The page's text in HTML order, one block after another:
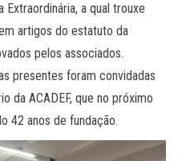
a qual trouxe
artigos do estatuto da
pelos associados.
presentes foram convidadas
da ACADEF, que no próximo
42 anos de fundação.